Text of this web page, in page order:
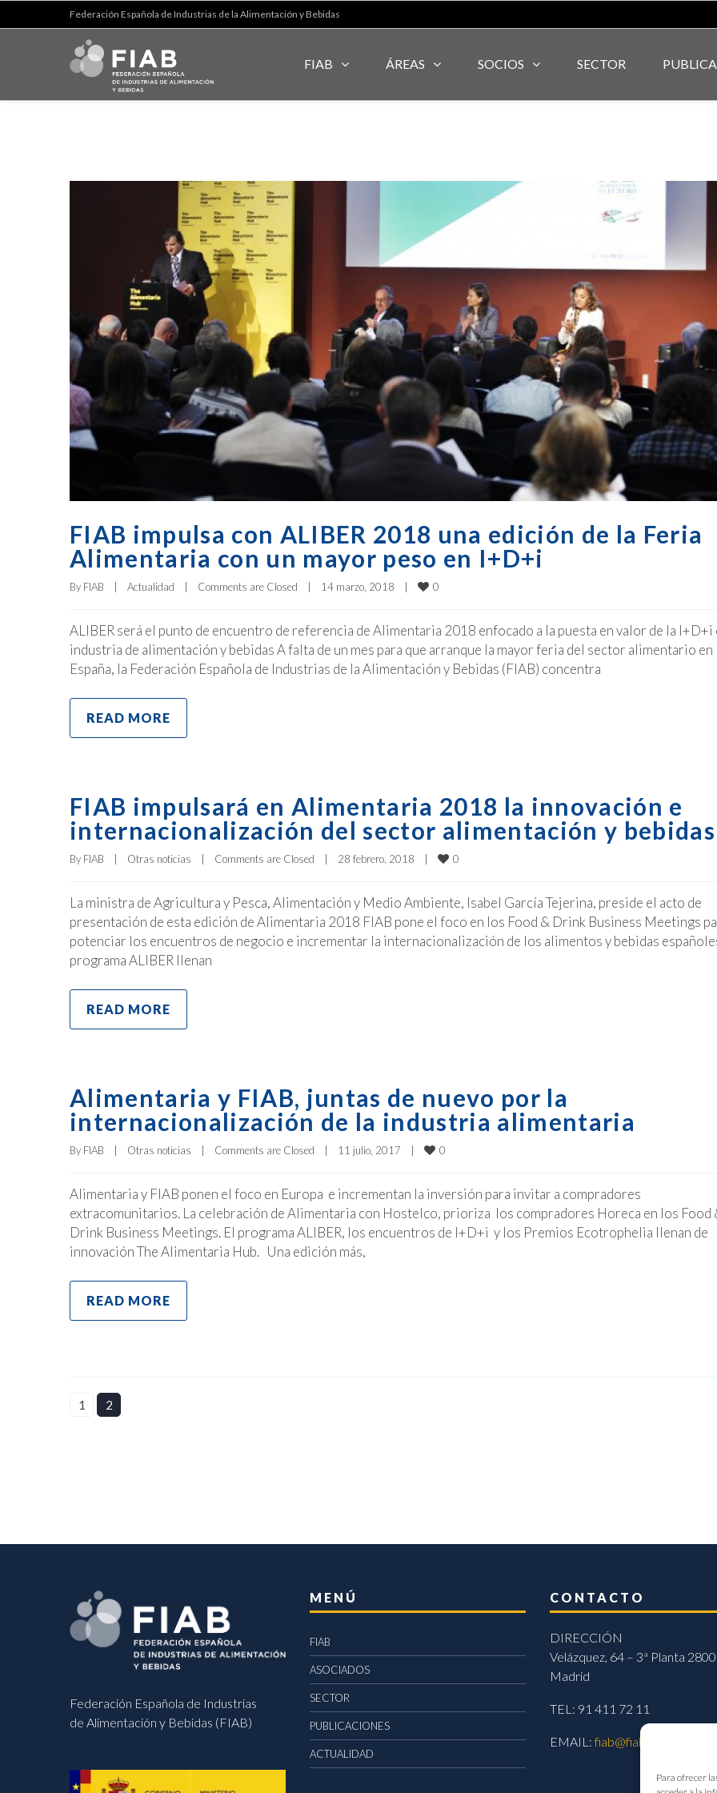
Para ofrecer
Federación Española de Industrias de la Alimentación y Bebidas
FIAB ÁREAS SOCIOS SECTOR
FIAB impulsa con ALIBER 2018 una edición de la Feria
Alimentaria con un mayor peso en I+D+i
By FIAB Actualidad Comments are Closed 14 marzo, 2018 0
ALIBER será el punto de encuentro de referencia de Alimentaria 2018 enfocado a la puesta en valor de la I+D+i
industria de alimentación y bebidas A falta de un mes para que arranque la mayor feria del sector alimentario en
España, la Federación Española de Industrias de la Alimentación y Bebidas (FIAB) concentra
READ MORE
FIAB impulsará en Alimentaria 2018 la innovación e
internacionalización del sector alimentación y bebidas
By FIAB Otras noticias Comments are Closed 28 febrero, 2018 0
La ministra de Agricultura y Pesca, Alimentación y Medio Ambiente, Isabel García Tejerina, preside el acto de
presentación de esta edición de Alimentaria 2018 FIAB pone el foco en los Food & Drink Business Meetings
potenciar los encuentros de negocio e incrementar la internacionalización de los alimentos y bebidas
programa ALIBER llenan
READ MORE
Alimentaria y FIAB, juntas de nuevo por la
internacionalización de la industria alimentaria
By FIAB Otras noticias Comments are Closed 11 julio, 2017 0
Alimentaria y FIAB ponen el foco en Europa e incrementan la inversión para invitar a compradores
extracomunitarios. La celebración de Alimentaria con Hostelco, prioriza los compradores Horeca en los Food
Drink Business Meetings. El programa ALIBER, los encuentros de I+D+i y los Premios Ecotrophelia llenan de
innovación The Alimentaria Hub. Una edición más,
READ MORE
1 2
Federación Española de Industrias
de Alimentación y Bebidas (FIAB)
MENÚ
FIAB
ASOCIADOS
SECTOR
PUBLICACIONES
ACTUALIDAD
CONTACTO
DIRECCIÓN
Velázquez, 64 – 3ª Planta
Madrid
TEL: 91 411 72 11
EMAIL:fiab@fiab.es